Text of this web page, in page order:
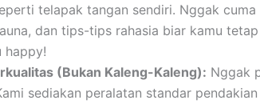
telapak tangan sendiri. Nggak cuma
dan tips-tips rahasia biar kamu tetap
happy!
(Bukan Kaleng-Kaleng): Nggak
sediakan peralatan standar